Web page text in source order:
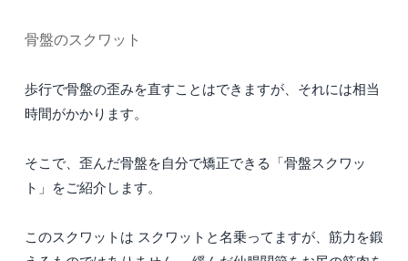
骨盤のスクワット
歩行で骨盤の歪みを直すことはできますが、それには相当
時間がかかります。
そこで、歪んだ骨盤を自分で矯正できる「骨盤スクワッ
ト」をご紹介します。
このスクワットは スクワットと名乗ってますが、筋力を鍛